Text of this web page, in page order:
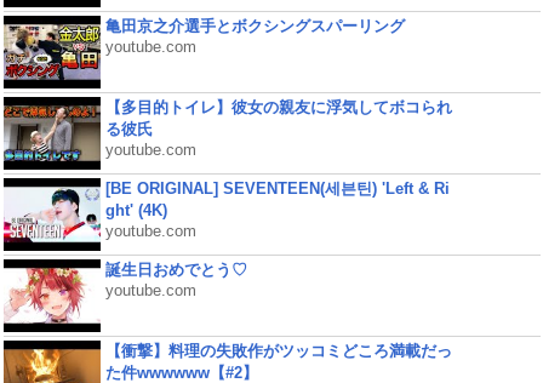
亀田京之介選手とボクシングスパーリング
youtube.com
【多目的トイレ】彼女の親友に浮気してボコられ
る彼氏
youtube.com
[BE ORIGINAL] SEVENTEEN(세븐틴) 'Left & Ri
ght' (4K)
youtube.com
誕生日おめでとう♡
youtube.com
【衝撃】料理の失敗作がツッコミどころ満載だっ
た件wwwwww【#2】